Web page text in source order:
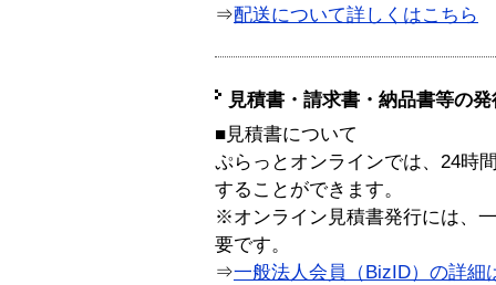
⇒配送について詳しくはこちら
見積書・請求書・納品書等の
■見積書について
ぷらっとオンラインでは、24時
することができます。
※オンライン見積書発行には、
要です。
⇒一般法人会員（BizID）の詳細